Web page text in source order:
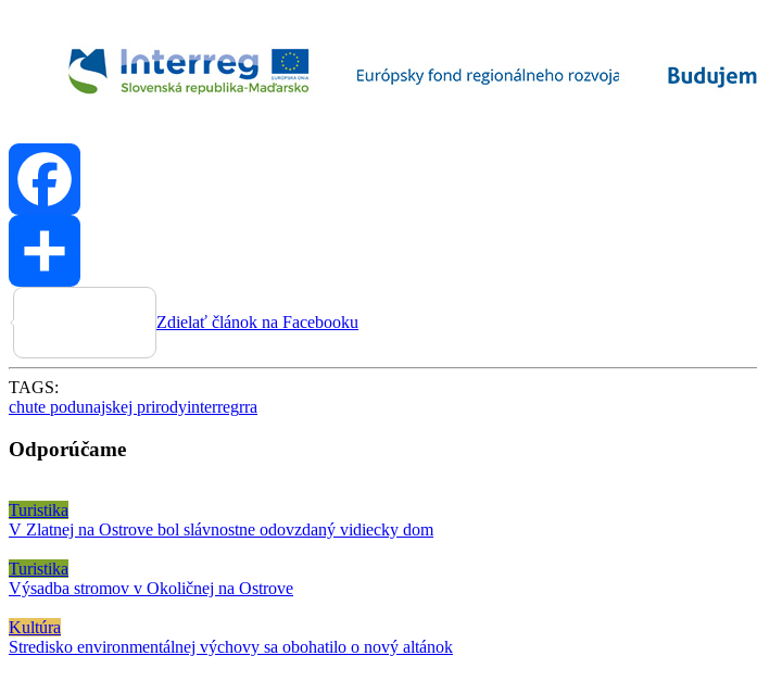
Facebook
Zdielať článok na Facebooku
TAGS:
chute podunajskej prirodyinterregrra
Odporúčame
Turistika
V Zlatnej na Ostrove bol slávnostne odovzdaný vidiecky dom
Turistika
Výsadba stromov v Okoličnej na Ostrove
Kultúra
Stredisko environmentálnej výchovy sa obohatilo o nový altánok